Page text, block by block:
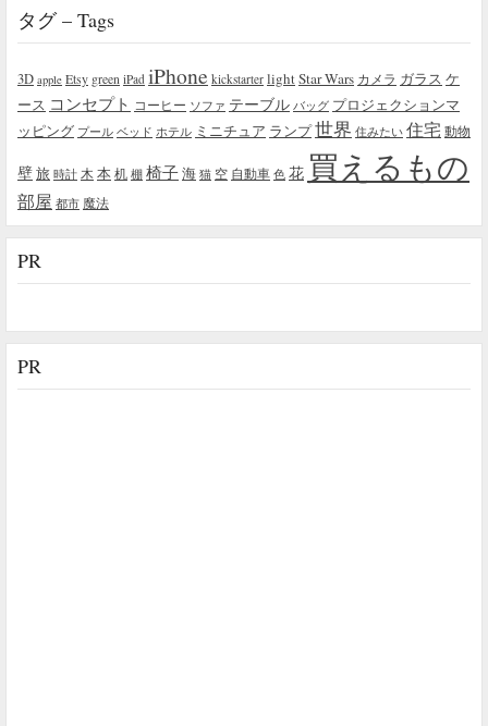
タグ – Tags
3D apple Etsy green iPad iPhone kickstarter lightStar Wars カメラ ガラス ケ
ース コンセプト コーヒー ソファ テーブル バッグ プロジェクションマ
ッピング プール ベッド ホテル ミニチュア ランプ世界 住みたい 住宅 動物
壁旅 時計 木本机 棚 椅子海 猫 空 自動車 色 花 買えるもの
部屋 都市 魔法
PR
PR